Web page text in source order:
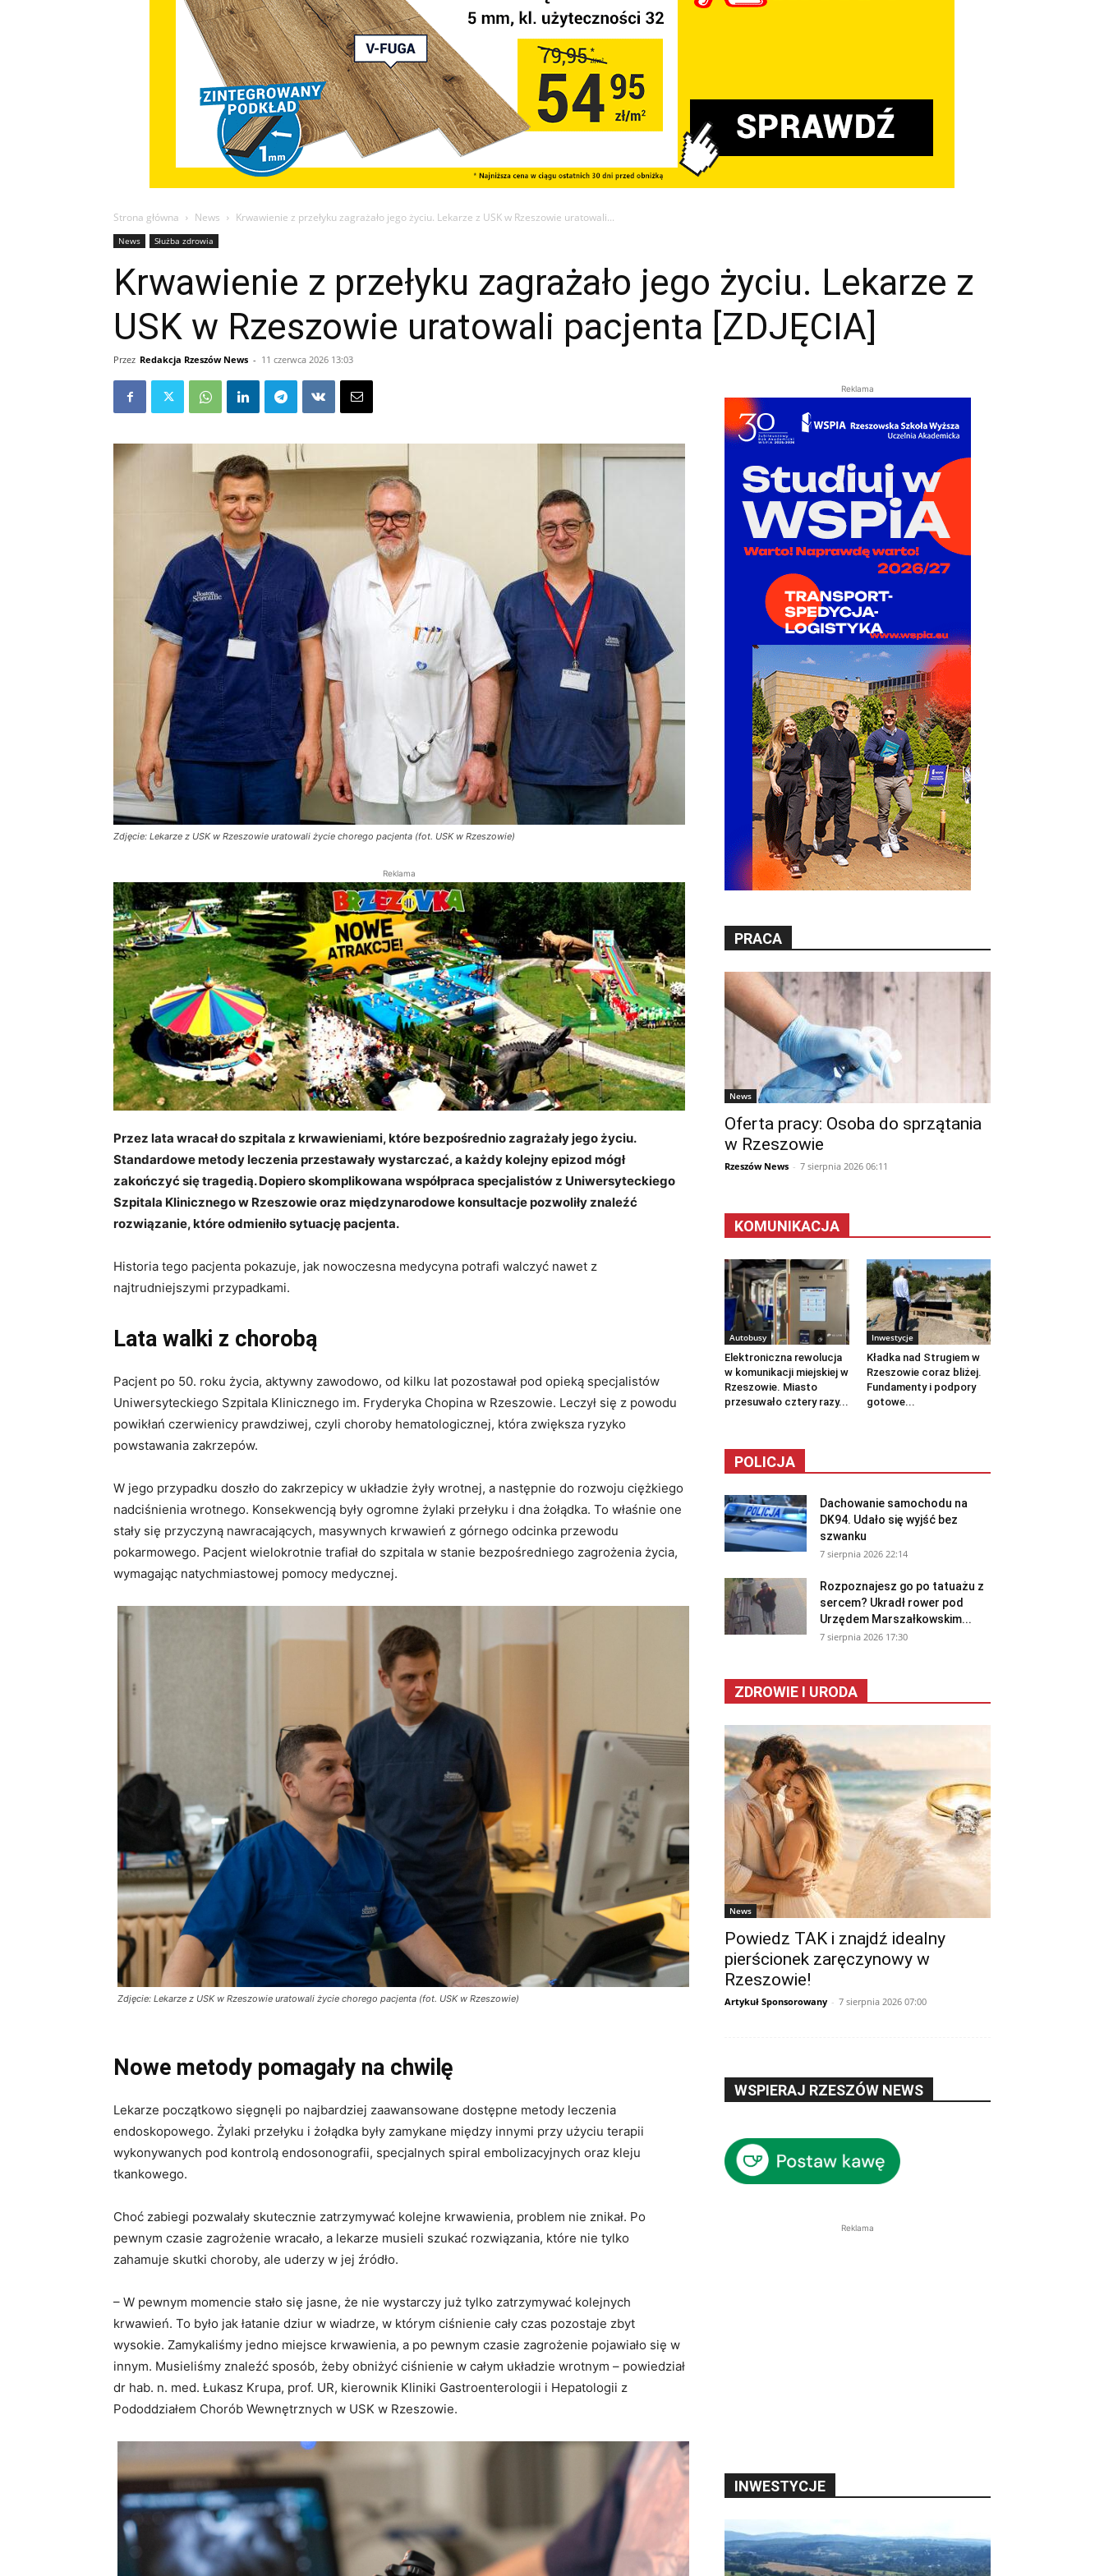
Strona główna News Krwawienie z przełyku zagrażało jego życiu. Lekarze z USK w Rzeszowie uratowali...
News Służba zdrowia
Krwawienie z przełyku zagrażało jego życiu. Lekarze z
USK w Rzeszowie uratowali pacjenta [ZDJĘCIA]
Przez Redakcja Rzeszów News - 11 czerwca 2026 13:03
Zdjęcie: Lekarze z USK w Rzeszowie uratowali życie chorego pacjenta (fot. USK w Rzeszowie)
Reklama
Przez lata wracał do szpitala z krwawieniami, które bezpośrednio zagrażały jego życiu.
Standardowe metody leczenia przestawały wystarczać, a każdy kolejny epizod mógł
zakończyć się tragedią. Dopiero skomplikowana współpraca specjalistów z Uniwersyteckiego
Szpitala Klinicznego w Rzeszowie oraz międzynarodowe konsultacje pozwoliły znaleźć
rozwiązanie, które odmieniło sytuację pacjenta.
Historia tego pacjenta pokazuje, jak nowoczesna medycyna potrafi walczyć nawet z
najtrudniejszymi przypadkami.
Lata walki z chorobą
Pacjent po 50. roku życia, aktywny zawodowo, od kilku lat pozostawał pod opieką specjalistów
Uniwersyteckiego Szpitala Klinicznego im. Fryderyka Chopina w Rzeszowie. Leczył się z powodu
powikłań czerwienicy prawdziwej, czyli choroby hematologicznej, która zwiększa ryzyko
powstawania zakrzepów.
W jego przypadku doszło do zakrzepicy w układzie żyły wrotnej, a następnie do rozwoju ciężkiego
nadciśnienia wrotnego. Konsekwencją były ogromne żylaki przełyku i dna żołądka. To właśnie one
stały się przyczyną nawracających, masywnych krwawień z górnego odcinka przewodu
pokarmowego. Pacjent wielokrotnie trafiał do szpitala w stanie bezpośredniego zagrożenia życia,
wymagając natychmiastowej pomocy medycznej.
Zdjęcie: Lekarze z USK w Rzeszowie uratowali życie chorego pacjenta (fot. USK w Rzeszowie)
Nowe metody pomagały na chwilę
Lekarze początkowo sięgnęli po najbardziej zaawansowane dostępne metody leczenia
endoskopowego. Żylaki przełyku i żołądka były zamykane między innymi przy użyciu terapii
wykonywanych pod kontrolą endosonografii, specjalnych spiral embolizacyjnych oraz kleju
tkankowego.
Choć zabiegi pozwalały skutecznie zatrzymywać kolejne krwawienia, problem nie znikał. Po
pewnym czasie zagrożenie wracało, a lekarze musieli szukać rozwiązania, które nie tylko
zahamuje skutki choroby, ale uderzy w jej źródło.
– W pewnym momencie stało się jasne, że nie wystarczy już tylko zatrzymywać kolejnych
krwawień. To było jak łatanie dziur w wiadrze, w którym ciśnienie cały czas pozostaje zbyt
wysokie. Zamykaliśmy jedno miejsce krwawienia, a po pewnym czasie zagrożenie pojawiało się w
innym. Musieliśmy znaleźć sposób, żeby obniżyć ciśnienie w całym układzie wrotnym – powiedział
dr hab. n. med. Łukasz Krupa, prof. UR, kierownik Kliniki Gastroenterologii i Hepatologii z
Pododdziałem Chorób Wewnętrznych w USK w Rzeszowie.
Reklama
PRACA
News
Oferta pracy: Osoba do sprzątania
w Rzeszowie
Rzeszów News - 7 sierpnia 2026 06:11
KOMUNIKACJA
Autobusy
Elektroniczna rewolucja
w komunikacji miejskiej w
Rzeszowie. Miasto
przesuwało cztery razy...
Inwestycje
Kładka nad Strugiem w
Rzeszowie coraz bliżej.
Fundamenty i podpory
gotowe...
POLICJA
Dachowanie samochodu na
DK94. Udało się wyjść bez
szwanku
7 sierpnia 2026 22:14
Rozpoznajesz go po tatuażu z
sercem? Ukradł rower pod
Urzędem Marszałkowskim...
7 sierpnia 2026 17:30
ZDROWIE I URODA
News
Powiedz TAK i znajdź idealny
pierścionek zaręczynowy w
Rzeszowie!
Artykuł Sponsorowany - 7 sierpnia 2026 07:00
WSPIERAJ RZESZÓW NEWS
Reklama
INWESTYCJE